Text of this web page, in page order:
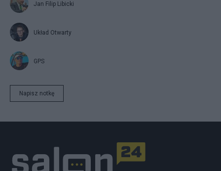
Jan Filip Libicki
Układ Otwarty
GPS
Napisz notkę